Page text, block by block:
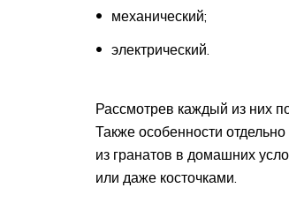
механический;
электрический.
Рассмотрев каждый из них
Также особенности
из гранатов в домашних
или даже косточками.